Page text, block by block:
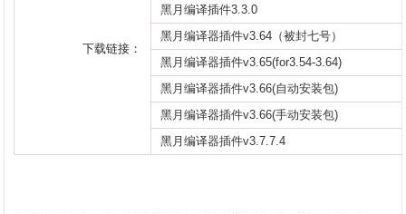
下载链接：
黑月编译插件3.3.0
黑月编译器插件v3.64（被封七号）
黑月编译器插件v3.65(for3.54-3.64)
黑月编译器插件v3.66(自动安装包)
黑月编译器插件v3.66(手动安装包)
黑月编译器插件v3.7.7.4